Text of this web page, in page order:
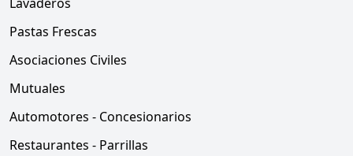
Pastas Frescas
Asociaciones Civiles
Mutuales
Automotores - Concesionarios
Restaurantes - Parrillas